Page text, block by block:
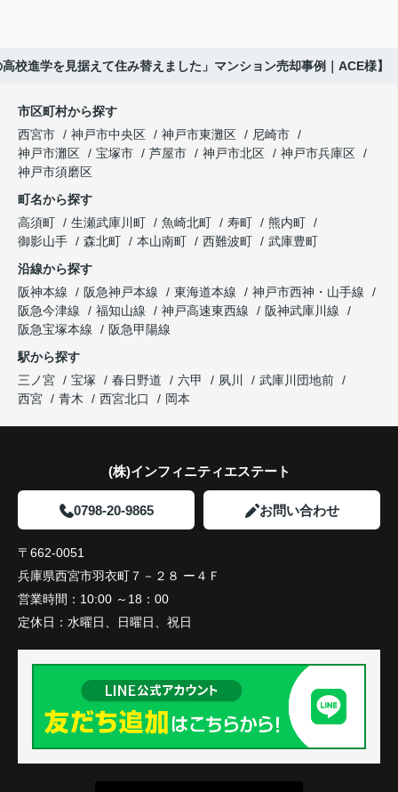
住み替え後は掃除の時間も短くなり、夫婦で外出や
趣味を楽しむ時間が増えました。
これからの暮らしを前向きに考えられるようにな
り、住み替えを決断して本当に良かったと思ってい
ます。
「立地も良く、長期保有したい物件です。」
と話され、このビルを大切に運営してくださること
になりました。
長年守ってきた資産を安心して引き継ぐことがで
き、家族全員が納得できる売却となりました。
インフィニティエステートさんへ相談すると、
「レ・ジェイド西宮北口」の査定だけでなく、新居
購入とのタイミングや資金計画についても丁寧に説
明してくださいました。
販売活動では、西宮北口駅へのアクセス、阪急西宮
ガーデンズ、教育施設、商業施設など、このエリア
した。
購入されたご家族は、
と大変喜ばれ、この住まいを選ばれました。
住み替え後は家族それぞれの通勤・通学時間が短く
家族全員にとって、将来を見据えた良い選択だった
校進学を見据えて住み替えました」マンション売却事例｜ACE様】
市区町村から探す
西宮市
神戸市中央区 神戸市東灘区
尼崎市
神戸市灘区
宝塚市 芦屋市 神戸市北区
神戸市兵庫区
神戸市須磨区
町名から探す
高須町
生瀬武庫川町 魚崎北町 寿町
熊内町
御影山手
森北町 本山南町 西難波町
武庫豊町
沿線から探す
阪神本線
阪急神戸本線 東海道本線
神戸市西神・山手線
阪急今津線
福知山線 神戸高速東西線
阪神武庫川線
阪急宝塚本線
阪急甲陽線
駅から探す
三ノ宮
宝塚 春日野道 六甲 夙川
武庫川団地前
西宮
青木 西宮北口 岡本
(株)インフィニティエステート
0798-20-9865 お問い合わせ
〒662-0051
兵庫県西宮市羽衣町７－２８ ー４Ｆ
営業時間： 10:00 ～18：00
定休日： 水曜日、日曜日、祝日